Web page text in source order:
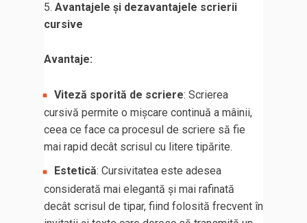
Avantajele și dezavantajele scrierii
cursive
Avantaje:
Viteză sporită de scriere: Scrierea
cursivă permite o mișcare continuă a mâinii,
ceea ce face ca procesul de scriere să fie
mai rapid decât scrisul cu litere tipărite.
Estetică: Cursivitatea este adesea
considerată mai elegantă și mai rafinată
decât scrisul de tipar, fiind folosită frecvent în